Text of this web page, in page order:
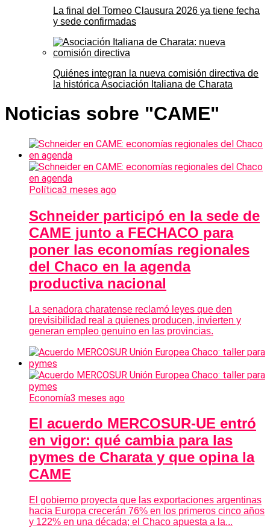
La final del Torneo Clausura 2026 ya tiene fecha
y sede confirmadas
Quiénes integran la nueva comisión directiva de
la histórica Asociación Italiana de Charata
Noticias sobre "CAME"
Política3 meses ago
Schneider participó en la sede de
CAME junto a FECHACO para
poner las economías regionales
del Chaco en la agenda
productiva nacional
La senadora charatense reclamó leyes que den
previsibilidad real a quienes producen, invierten y
generan empleo genuino en las provincias.
Economía3 meses ago
El acuerdo MERCOSUR-UE entró
en vigor: qué cambia para las
pymes de Charata y que opina la
CAME
El gobierno proyecta que las exportaciones argentinas
hacia Europa crecerán 76% en los primeros cinco años
y 122% en una década; el Chaco apuesta a la...